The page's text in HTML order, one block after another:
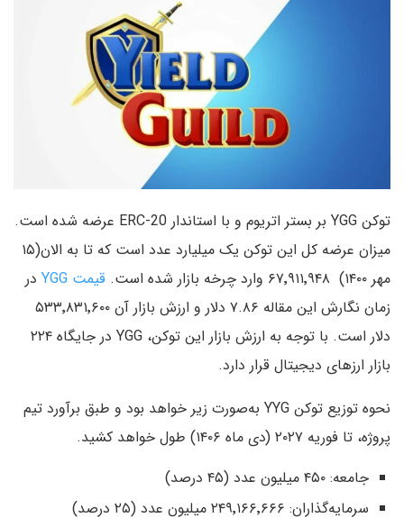
توکن YGG بر بستر اتریوم و با استاندار ERC-20 عرضه شده است.
میزان عرضه کل این توکن یک میلیارد عدد است که تا به الان(۱۵
مهر ۱۴۰۰) ۶۷٬۹۱۱٬۹۴۸ وارد چرخه بازار شده است.
قیمت YGG
در
زمان نگارش این مقاله ۷.۸۶ دلار و ارزش بازار آن ۵۳۳٬۸۳۱٬۶۰۰
دلار است. با توجه به ارزش بازار این توکن، YGG در جایگاه ۲۲۴
بازار ارزهای دیجیتال قرار دارد.
نحوه توزیع توکن YYG به‌صورت زیر خواهد بود و طبق برآورد تیم
پروژه، تا فوریه ۲۰۲۷ (دی ماه ۱۴۰۶) طول خواهد کشید.
جامعه: ۴۵۰ میلیون عدد (۴۵ درصد)
سرمایه‌گذاران: ۲۴۹٬۱۶۶٬۶۶۶ میلیون عدد (۲۵ درصد)